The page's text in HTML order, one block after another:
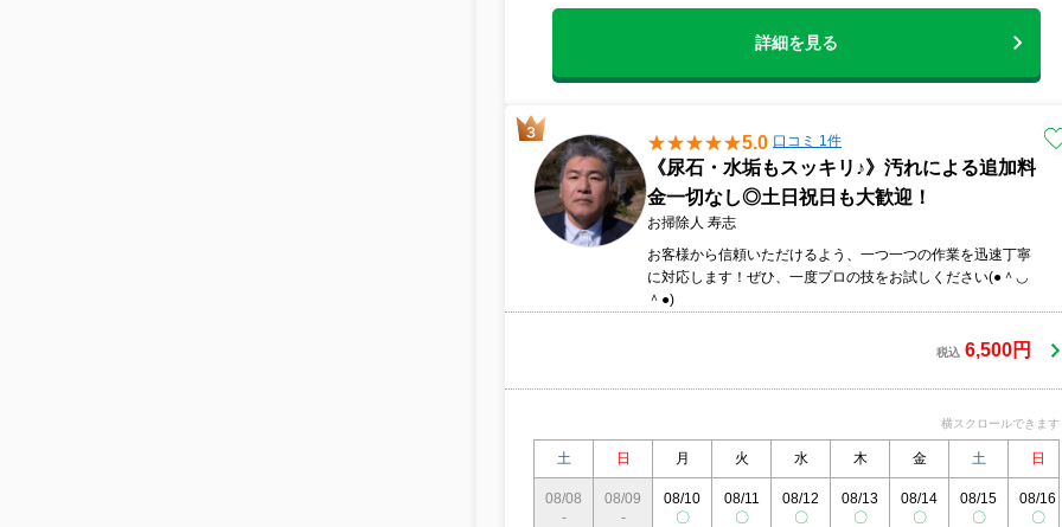
詳細を見る
5.0 口コミ 1件
《尿石・水垢もスッキリ♪》汚れによる追加料
金一切なし◎土日祝日も大歓迎！
お掃除人 寿志
お客様から信頼いただけるよう、一つ一つの作業を迅速丁寧
に対応します！ぜひ、一度プロの技をお試しください(●＾◡
＾●)
税込 6,500円
横スクロールできます
土 日 月 火 水 木 金 土 日
08/08
-
08/09
-
08/10
〇
08/11
〇
08/12
〇
08/13
〇
08/14
〇
08/15
〇
08/16
〇